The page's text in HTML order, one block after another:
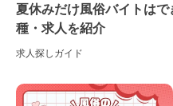
夏休みだけ風俗バイトは
種・求人を紹介
求人探しガイド